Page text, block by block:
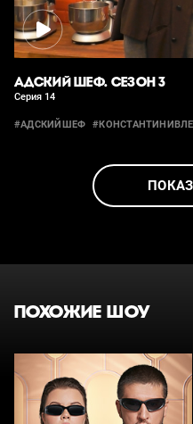
АДСКИЙ ШЕФ. СЕЗОН 3
Серия 14
#АДСКИЙШЕФ
ПОХОЖИЕ ШОУ